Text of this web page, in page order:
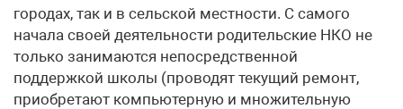
городах, так и в сельской местности. С самого
начала своей деятельности родительские НКО не
только занимаются непосредственной
поддержкой школы (проводят текущий ремонт,
приобретают компьютерную и множительную